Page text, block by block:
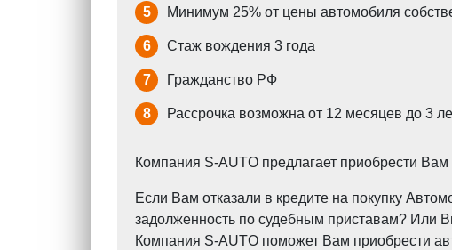
5 Минимум 25% от цены автомобиля
6 Стаж вождения 3 года
7 Гражданство РФ
8 Рассрочка возможна от 12 месяцев до 3
Компания S-AUTO предлагает приобрести
Если Вам отказали в кредите на покупку
задолженность по судебным приставам? Или
Компания S-AUTO поможет Вам приобрести